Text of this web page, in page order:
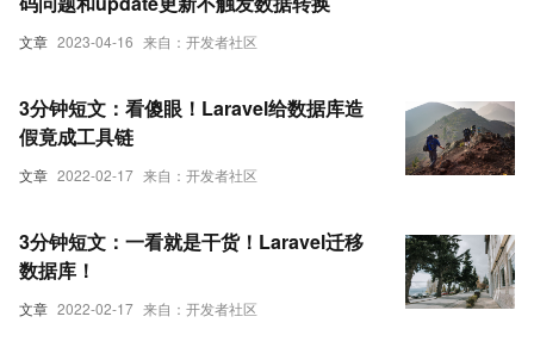
文章 2023-04-16 来自：开发者社区
文章 2022-02-17 来自：开发者社区
3分钟短文：看傻眼！Laravel给数据库造
假竟成工具链
文章 2022-02-17 来自：开发者社区
3分钟短文：一看就是干货！Laravel迁移
数据库！